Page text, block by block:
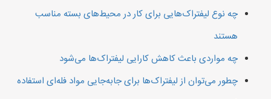
چه نوع لیفتراک‌هایی برای کار در محیط‌های بسته مناسب
هستند
چه مواردی باعث کاهش کارایی لیفتراک‌ها می‌شود
چطور می‌توان از لیفتراک‌ها برای جابه‌جایی مواد فله‌ای استفاده